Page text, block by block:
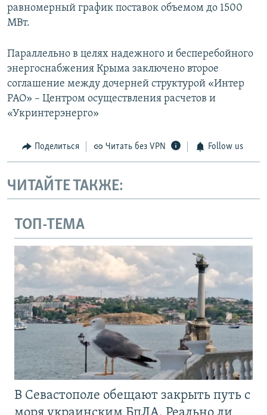
равномерный график поставок объемом до 1500
МВт.
Параллельно в целях надежного и бесперебойного
энергоснабжения Крыма заключено второе
соглашение между дочерней структурой «Интер
РАО» – Центром осуществления расчетов и
«Укринтерэнерго»
Поделиться Читать без VPN Follow us
ЧИТАЙТЕ ТАКЖЕ:
ТОП-ТЕМА
В Севастополе обещают закрыть путь с